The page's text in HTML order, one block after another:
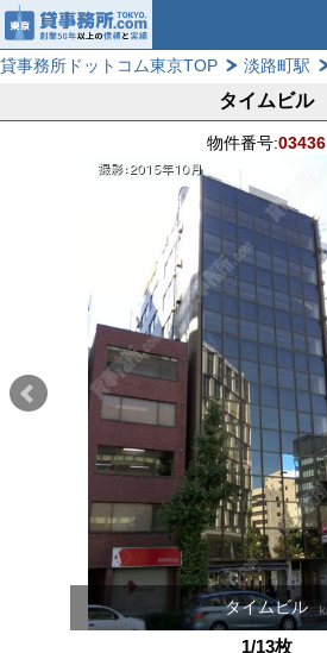
貸事務所ドットコム東京TOP 淡路町駅
タイムビル
物件番号:03436
タイムビル
1/13枚